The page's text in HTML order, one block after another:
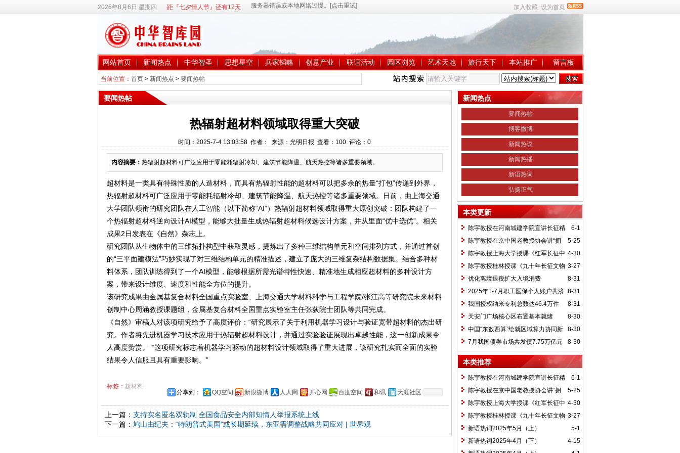
2026年8月6日 星期四 距『七夕情人节』还有12天 加入收藏 设为首页
网站首页 新闻热点 中华智圣 思想星空 兵家韬略 创意产业 联谊活动 园区浏览 艺术天地 旅行天下 本站推广 留言板
当前位置： 首页> 新闻热点 > 要闻热帖
要闻热帖
热辐射超材料领域取得重大突破
时间：2025-7-4 13:03:58 作者： 来源：光明日报 查看： 100 评论： 0
内容摘要： 热辐射超材料可广泛应用于零能耗辐射冷却、建筑节能降温、航天热控等诸多重要领域。
超材料是一类具有特殊性质的人造材料，而具有热辐射性能的超材料可以把多余的热量“打包”传递到外界，
热辐射超材料可广泛应用于零能耗辐射冷却、建筑节能降温、航天热控等诸多重要领域。日前，由上海交通
大学团队领衔的研究团队在人工智能（以下简称“AI”）热辐射超材料领域取得重大原创突破：团队构建了一
个热辐射超材料逆向设计AI模型，能够大批量生成热辐射超材料候选设计方案，并从里面“优中选优”。相关
成果2日发表在《自然》杂志上。
研究团队从生物体中的三维拓扑构型中获取灵感，提炼出了多种三维结构单元和空间排列方式，并通过首创
的“三平面建模法”巧妙实现了对三维结构单元的精准描述，建立了庞大的三维复杂结构数据集。结合多种材
料体系，团队训练得到了一个AI模型，能够根据所需光谱特性快速、精准地生成相应超材料的多种设计方
案，带来设计维度、速度和性能全方位的提升。
该研究成果由金属基复合材料全国重点实验室、上海交通大学材料科学与工程学院/张江高等研究院未来材料
创制中心周涵教授课题组，金属基复合材料全国重点实验室主任张荻院士团队等共同完成。
《自然》审稿人对该项研究给予了高度评价：“研究展示了关于利用机器学习设计与验证宽带超材料的杰出研
究。作者将先进机器学习技术应用于热辐射超材料设计，并通过实验验证展现出卓越性能，这一创新成果令
人高度赞赏。”“这项研究标志着机器学习驱动的超材料设计领域取得了重大进展，该研究扎实而全面的实验
结果令人信服且具有重要影响。”
标签： 超材料
分享到：
QQ空间 新浪微博 人人网 开心网 百度空间 和讯 天涯社区
上一篇： 支持实名匿名双轨制 全国食品安全内部知情人举报系统上线
下一篇： 鸠山由纪夫：“特朗普式美国”或长期延续，东亚需调整战略共同应对 | 世界观
新闻热点
要闻热帖
博客微博
新闻热议
新闻热播
新语热词
弘扬正气
本类更新
6-1
陈宇教授在河南城建学院宣讲长征精
神及红25军长征史
5-25
陈宇教授在京中国老教授协会讲“拥
抱中华新文明”
4-30
陈宇教授上海大学授课《红军长征中
的黄埔师生》
3-27
陈宇教授桂林授课《九十年长征文物
鉴赏》
8-31
优化离境退税扩大入境消费
8-31
2025年1-7月职工医保个人账户共济
2.31亿人次 共济金额304.57亿元
8-31
我国授权纳米专利总数达46.4万件
8-30
天安门广场核心区布置基本就绪
8-30
中国“东数西算”绘就区域算力协同新
图景
8-30
7月我国债券市场共发债7.75万亿元
本类推荐
6-1
陈宇教授在河南城建学院宣讲长征精
神及红25军长征史
5-25
陈宇教授在京中国老教授协会讲“拥
抱中华新文明”
4-30
陈宇教授上海大学授课《红军长征中
的黄埔师生》
3-27
陈宇教授桂林授课《九十年长征文物
鉴赏》
5-1
新语热词2025年5月（上）
4-15
新语热词2025年4月（下）